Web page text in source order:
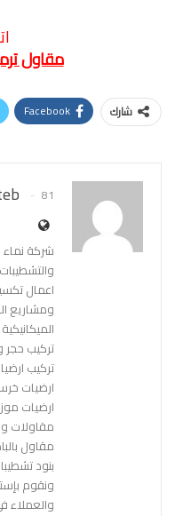
مقاول
شارك Facebook
81 المشاركات
شركة نماء
اعمال
ومشاريع
تركيب
ارضيات
ارضيات
مقاولات
مقاول
بنود
ونقوم
والعملاء